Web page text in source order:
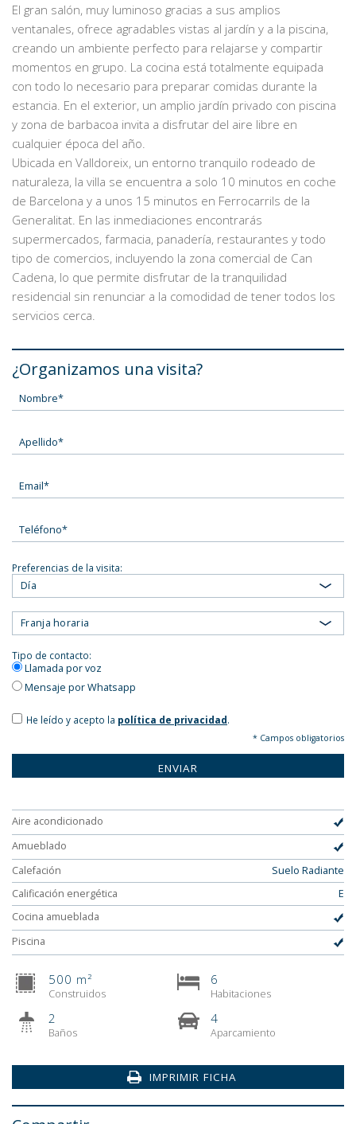
El gran salón, muy luminoso gracias a sus amplios
ventanales, ofrece agradables vistas al jardín y a la piscina,
creando un ambiente perfecto para relajarse y compartir
momentos en grupo. La cocina está totalmente equipada
con todo lo necesario para preparar comidas durante la
estancia. En el exterior, un amplio jardín privado con piscina
y zona de barbacoa invita a disfrutar del aire libre en
cualquier época del año.
Ubicada en Valldoreix, un entorno tranquilo rodeado de
naturaleza, la villa se encuentra a solo 10 minutos en coche
de Barcelona y a unos 15 minutos en Ferrocarrils de la
Generalitat. En las inmediaciones encontrarás
supermercados, farmacia, panadería, restaurantes y todo
tipo de comercios, incluyendo la zona comercial de Can
Cadena, lo que permite disfrutar de la tranquilidad
residencial sin renunciar a la comodidad de tener todos los
servicios cerca.
¿Organizamos una visita?
Preferencias de la visita:
Día
Franja horaria
Tipo de contacto:
Llamada por voz
Mensaje por Whatsapp
He leído y acepto la política de privacidad.
* Campos obligatorios
Aire acondicionado
Amueblado
Calefación
Suelo Radiante
Calificación energética
E
Cocina amueblada
Piscina
500 m²
Construidos
6
Habitaciones
2
Baños
4
Aparcamiento
IMPRIMIR FICHA